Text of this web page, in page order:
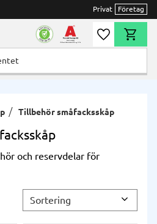
Privat Företag
Önskelista
Tillbehör småfacksskåp
och reservdelar för
Välj sortering